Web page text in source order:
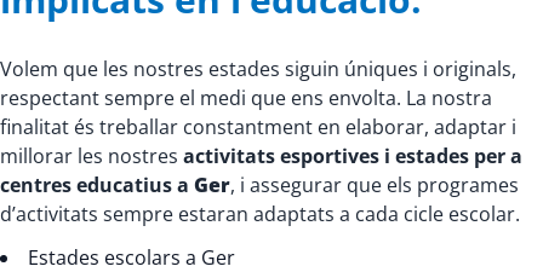
Volem que les nostres estades siguin úniques i originals,
respectant sempre el medi que ens envolta. La nostra
finalitat és treballar constantment en elaborar, adaptar i
millorar les nostres activitats esportives i estades per a
centres educatius a Ger, i assegurar que els programes
d’activitats sempre estaran adaptats a cada cicle escolar.
Estades escolars a Ger